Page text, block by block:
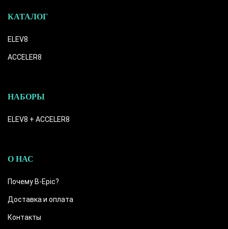
КАТАЛОГ
ELEV8
ACCELER8
НАБОРЫ
ELEV8 + ACCELER8
О НАС
Почему B-Epic?
Доставка и оплата
Контакты